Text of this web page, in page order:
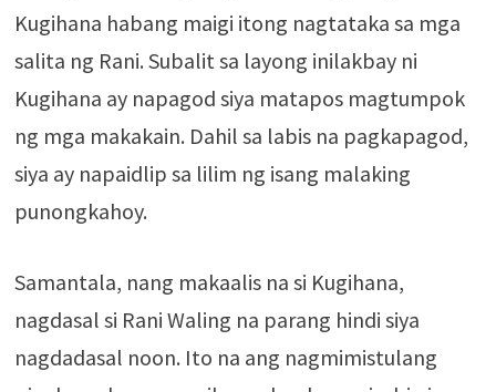
Kugihana habang maigi itong nagtataka sa mga
salita ng Rani. Subalit sa layong inilakbay ni
Kugihana ay napagod siya matapos magtumpok
ng mga makakain. Dahil sa labis na pagkapagod,
siya ay napaidlip sa lilim ng isang malaking
punongkahoy.
Samantala, nang makaalis na si Kugihana,
nagdasal si Rani Waling na parang hindi siya
nagdadasal noon. Ito na ang nagmimistulang